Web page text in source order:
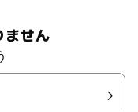
ません